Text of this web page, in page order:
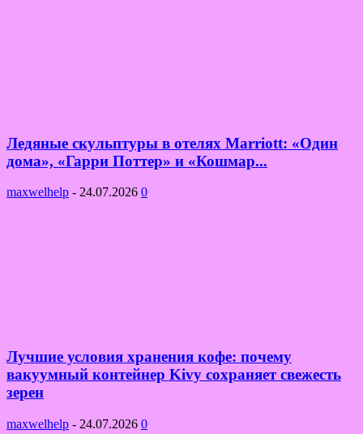
Ледяные скульптуры в отелях Marriott: «Один
дома», «Гарри Поттер» и «Кошмар...
maxwelhelp - 24.07.2026 0
Лучшие условия хранения кофе: почему
вакуумный контейнер Kivy сохраняет свежесть
зерен
maxwelhelp - 24.07.2026 0